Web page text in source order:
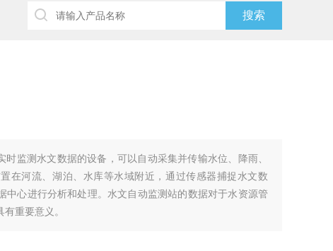
时监测水文数据的设备，可以自动采集并传输水位、降雨、
在河流、湖泊、水库等水域附近，通过传感器捕捉水文数
中心进行分析和处理。水文自动监测站的数据对于水资源管
重要意义。